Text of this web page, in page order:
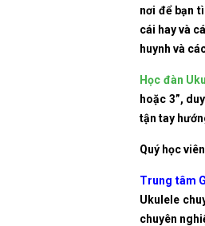
nơi để bạn
cái hay và
huynh và
Học đàn
hoặc 3”,
tận tay
Quý học
Trung tâm
Ukulele
chuyên